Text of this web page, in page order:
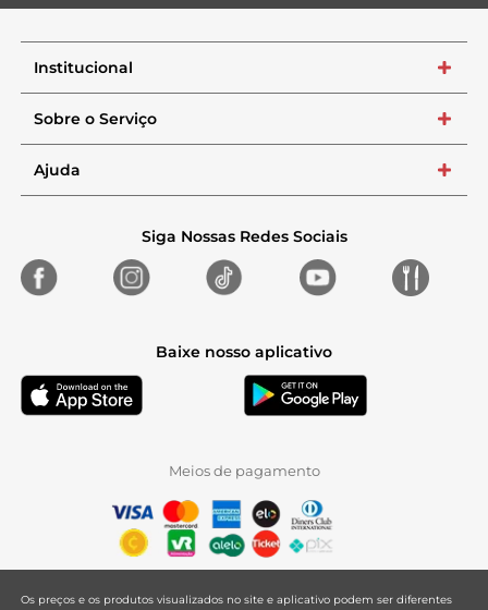
Institucional +
Sobre o Serviço +
Ajuda +
Siga Nossas Redes Sociais
Baixe nosso aplicativo
Meios de pagamento
Os preços e os produtos visualizados no site e aplicativo podem ser diferentes